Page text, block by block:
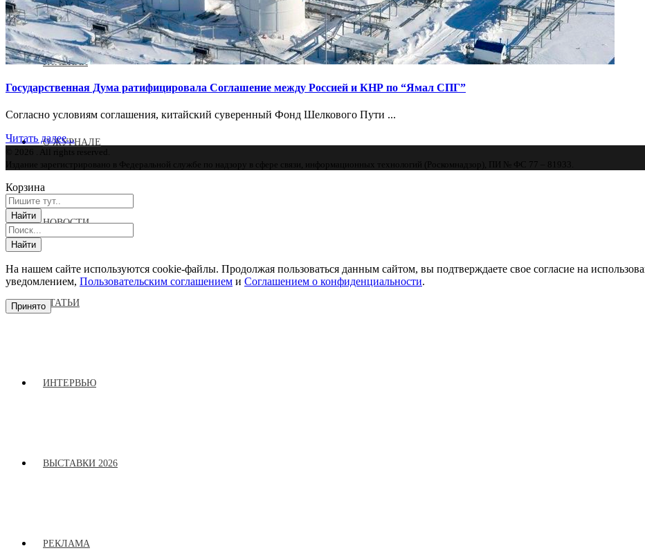
Журнал аккредитован при Евразийской Экономической Комиссии
ГЛАВНАЯ
О ЖУРНАЛЕ
НОВОСТИ
СТАТЬИ
ИНТЕРВЬЮ
ВЫСТАВКИ 2026
РЕКЛАМА
Государственная Дума ратифицировала Соглашение между Россией и КНР по “Ямал СПГ”
Согласно условиям соглашения, китайский суверенный Фонд Шелкового Пути ...
Читать далее...
© 2026 . All rights reserved.
Издание зарегистрировано в Федеральной службе по надзору в сфере связи, информационных технологий (Роскомнадзор), ПИ № ФС 77 – 81933.
Корзина
На нашем сайте используются cookie-файлы. Продолжая пользоваться данным сайтом, вы подтверждаете свое согласие на
уведомлением, Пользовательским соглашением и Соглашением о конфиденциальности.
Принято